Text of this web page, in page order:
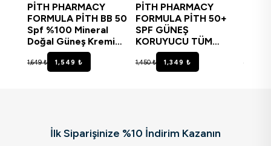
PİTH PHARMACY
FORMULA PİTH BB 50
Spf %100 Mineral
Doğal Güneş Kremi
(LİGHT)
1,649 ₺ 1,549 ₺
PİTH PHARMACY
FORMULA PİTH 50+
SPF GÜNEŞ
KORUYUCU TÜM
CİLTLER %100 (Mineral
VANİLYA)
1,450 ₺ 1,349 ₺ 1,649 ₺
İlk Siparişinize %10 İndirim Kazanın